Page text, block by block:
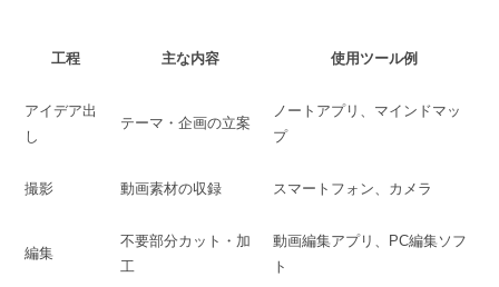
工程 主な内容 使用ツール例
アイデア出
し
テーマ・企画の立案
ノートアプリ、マインドマッ
プ
撮影 動画素材の収録 スマートフォン、カメラ
編集
不要部分カット・加
工
動画編集アプリ、PC編集ソフ
ト